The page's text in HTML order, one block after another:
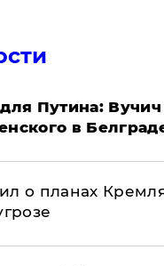
для Путина:
в
о планах